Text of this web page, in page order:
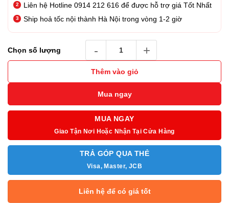
Liên hệ Hotline 0914 212 616 để được hỗ trợ giá Tốt Nhất
Ship hoả tốc nội thành Hà Nội trong vòng 1-2 giờ
Chọn số lượng
Thêm vào giỏ
Mua ngay
MUA NGAY
Giao Tận Nơi Hoặc Nhận Tại Cửa Hàng
TRẢ GÓP QUA THẺ
Visa, Master, JCB
Liên hệ để có giá tốt